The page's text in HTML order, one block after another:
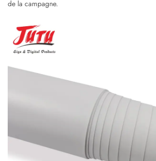
de la campagne.